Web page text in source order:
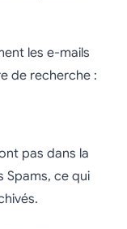
les e-mails
de recherche :
pas dans la
Spams, ce qui